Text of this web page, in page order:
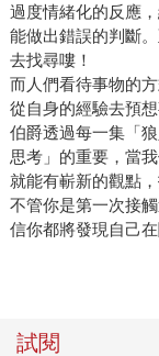
過度情緒化的反應
能做出錯誤的判斷
去找尋嘍！
而人們看待事物的
從自身的經驗去預
伯爵透過每一集「
思考」的重要，當
就能有嶄新的觀點
不管你是第一次接
信你都將發現自己
試閱